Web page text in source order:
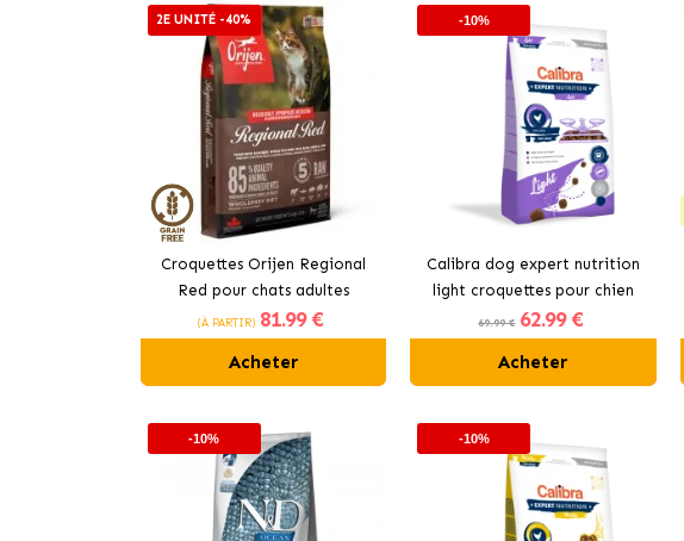
2E UNITÉ -40%
Croquettes Orijen Regional
Red pour chats adultes
(À PARTIR) 81.99 €
Acheter
-10%
Calibra dog expert nutrition
light croquettes pour chien
69.99 € 62.99 €
Acheter
-10% -10%